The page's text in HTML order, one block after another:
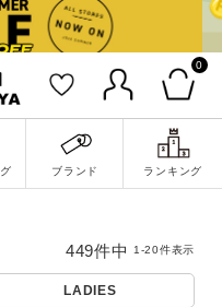
0
ブランド ランキング
LADIES
449件中 1-20件表示